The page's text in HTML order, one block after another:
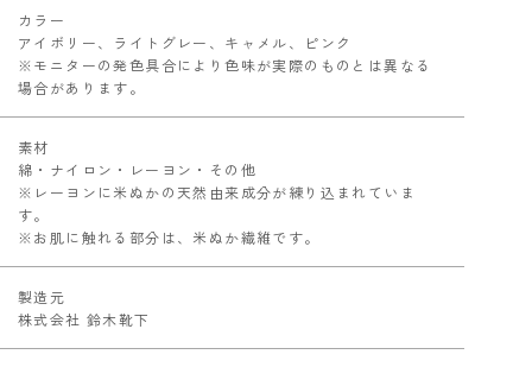
カラー
アイボリー、ライトグレー、キャメル、ピンク
※モニターの発色具合により色味が実際のものとは異なる
場合があります。
素材
綿・ナイロン・レーヨン・その他
※レーヨンに米ぬかの天然由来成分が練り込まれていま
す。
※お肌に触れる部分は、米ぬか繊維です。
製造元
株式会社 鈴木靴下